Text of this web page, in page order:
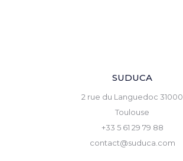
SUDUCA
2 rue du Languedoc 31000
Toulouse
+33 5 61 29 79 88
contact@suduca.com